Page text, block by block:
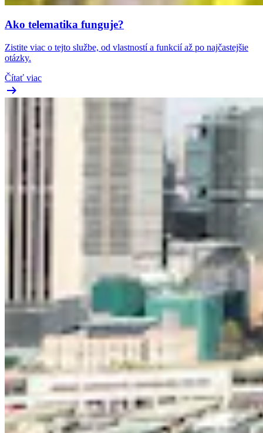
Ako telematika funguje?
Zistite viac o tejto službe, od vlastností a funkcií až po najčastejšie
otázky.
Čítať viac